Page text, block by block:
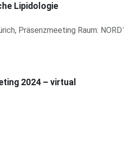
Lipidologie
Präsenzmeeting Raum:
2024 – virtual